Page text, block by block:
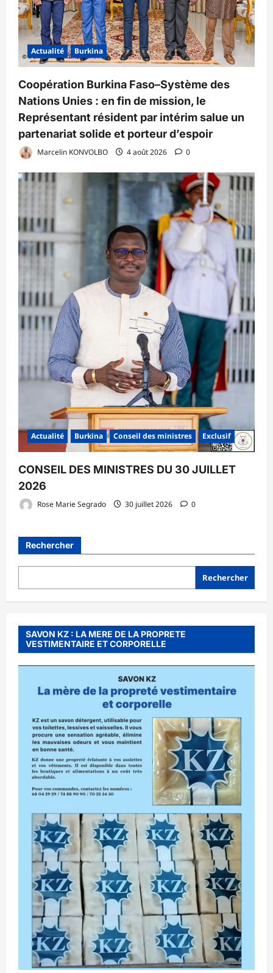
Actualité Burkina
Coopération Burkina Faso–Système des
Nations Unies : en fin de mission, le
Représentant résident par intérim salue un
partenariat solide et porteur d’espoir
Marcelin KONVOLBO 4 août 2026 0
Actualité Burkina Conseil des ministres Exclusif
CONSEIL DES MINISTRES DU 30 JUILLET
2026
Rose Marie Segrado 30 juillet 2026 0
Rechercher
Rechercher
SAVON KZ : LA MERE DE LA PROPRETE
VESTIMENTAIRE ET CORPORELLE